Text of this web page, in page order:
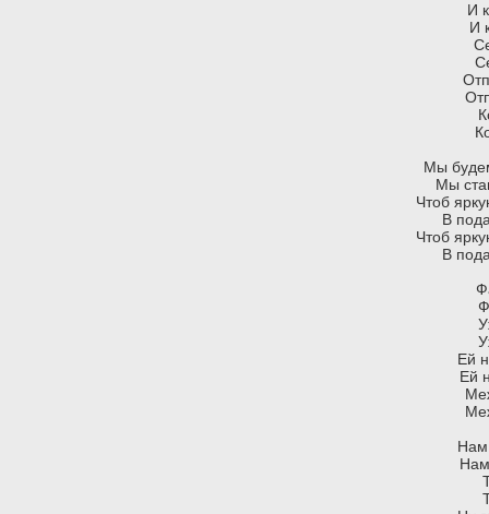
И
И
Мы
Мы
Чтоб
В
Чтоб
В
Ей
Ей
Нам
Нам